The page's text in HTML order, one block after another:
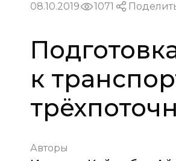
08.10.2019 1071
к
Авторы